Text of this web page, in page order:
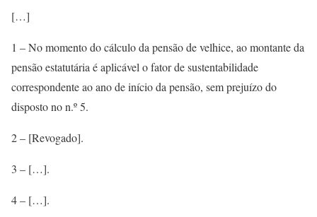
[…]
1 – No momento do cálculo da pensão de velhice, ao montante da
pensão estatutária é aplicável o fator de sustentabilidade
correspondente ao ano de início da pensão, sem prejuízo do
disposto no n.º 5.
2 – [Revogado].
3 – […].
4 – […].